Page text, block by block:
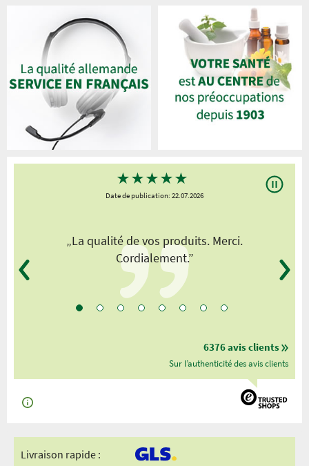
★★★★★
Date de publication: 22.07.2026
„La qualité de vos produits. Merci.
Cordialement.”
6376 avis clients
Sur l’authenticité des avis clients
Livraison rapide :